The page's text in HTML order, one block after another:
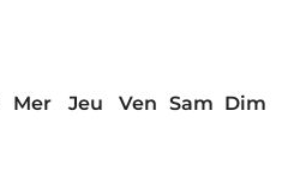
Mer Jeu Ven Sam Dim